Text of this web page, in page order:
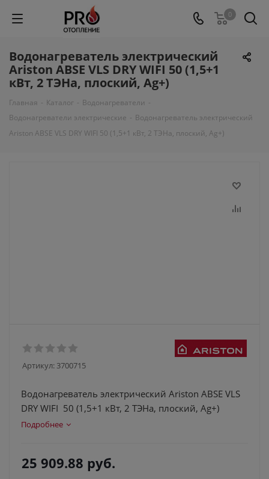
0
Водонагреватель электрический
Ariston ABSE VLS DRY WIFI 50 (1,5+1
кВт, 2 ТЭНа, плоский, Ag+)
Главная - Каталог - Водонагреватели -
Водонагреватели электрические - Водонагреватель электрический
Ariston ABSE VLS DRY WIFI 50 (1,5+1 кВт, 2 ТЭНа, плоский, Ag+)
Артикул: 3700715
Водонагреватель электрический Ariston ABSE VLS
DRY WIFI 50 (1,5+1 кВт, 2 ТЭНа, плоский, Ag+)
Подробнее
25 909.88 руб.